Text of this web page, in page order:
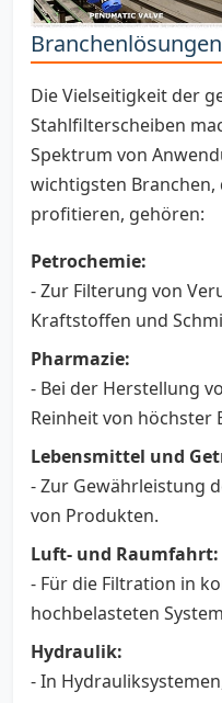
Branchenlösungen
Die Vielseitigkeit der
Stahlfilterscheiben
Spektrum von
wichtigsten Branchen,
profitieren, gehören:
Petrochemie:
- Zur Filterung von
Kraftstoffen und
Pharmazie:
- Bei der Herstellung
Reinheit von höchster
Lebensmittel und
- Zur Gewährleistung
von Produkten.
Luft- und Raumfahrt:
- Für die Filtration in
hochbelasteten
Hydraulik:
- In